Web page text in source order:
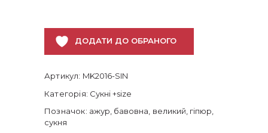
ДОДАТИ ДО ОБРАНОГО
Артикул: MK2016-SIN
Категорія: Сукні +size
Позначок: ажур бавовна великий гіпюр
сукня